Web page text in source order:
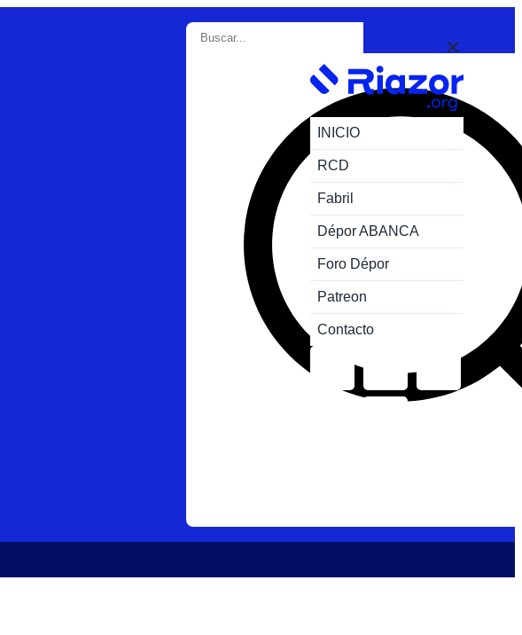
INICIO
RCD
Fabril
Dépor ABANCA
Foro Dépor
Patreon
Contacto